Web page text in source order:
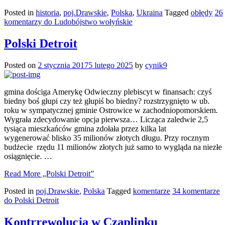
Posted in historia, poj.Drawskie, Polska, Ukraina Tagged obłędy 26
komentarzy do Ludobójstwo wołyńskie
Polski Detroit
Posted on 2 stycznia 20175 lutego 2025 by cynik9
gmina dościga Amerykę Odwieczny plebiscyt w finansach: czyś
biedny boś głupi czy też głupiś bo biedny? rozstrzygnięto w ub.
roku w sympatycznej gminie Ostrowice w zachodniopomorskiem.
Wygrała zdecydowanie opcja pierwsza… Licząca zaledwie 2,5
tysiąca mieszkańców gmina zdołała przez kilka lat
wygenerować blisko 35 milionów złotych długu. Przy rocznym
budżecie rzędu 11 milionów złotych już samo to wygląda na niezłe
osiągnięcie. …
Read More „Polski Detroit”
Posted in poj.Drawskie, Polska Tagged komentarze 34 komentarze
do Polski Detroit
Kontrrewolucja w Czaplinku